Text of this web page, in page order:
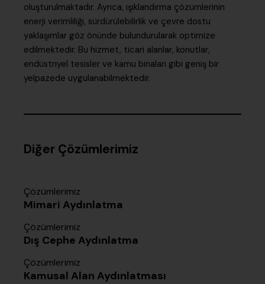
oluşturulmaktadır. Ayrıca, ışıklandırma çözümlerinin
enerji verimliliği, sürdürülebilirlik ve çevre dostu
yaklaşımlar göz önünde bulundurularak optimize
edilmektedir. Bu hizmet, ticari alanlar, konutlar,
endüstriyel tesisler ve kamu binaları gibi geniş bir
yelpazede uygulanabilmektedir.
Diğer Çözümlerimiz
Çözümlerimiz
Mimari Aydınlatma
Çözümlerimiz
Dış Cephe Aydınlatma
Çözümlerimiz
Kamusal Alan Aydınlatması